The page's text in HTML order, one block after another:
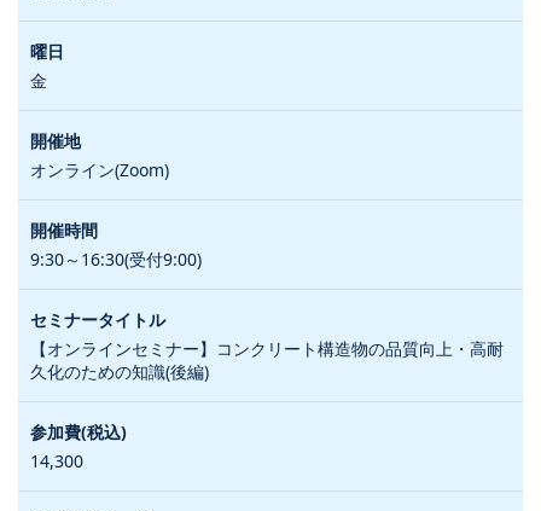
金
オンライン(Zoom)
9:30～16:30(受付9:00)
【オンラインセミナー】コンクリート構造物の品質向上・高耐
久化のための知識(後編)
14,300